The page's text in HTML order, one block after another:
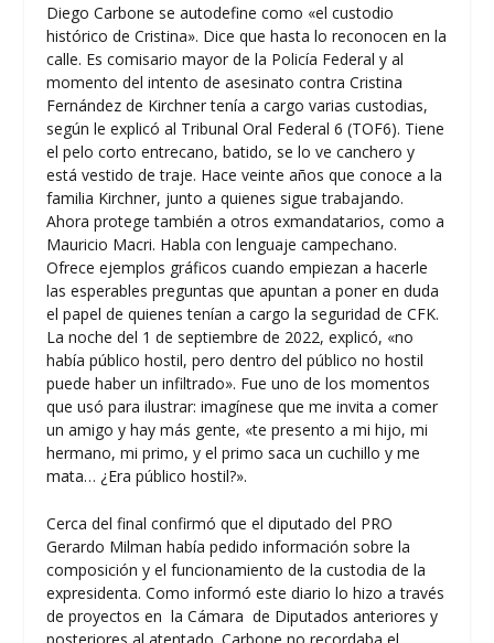
Diego Carbone se autodefine como «el custodio
histórico de Cristina». Dice que hasta lo reconocen en la
calle. Es comisario mayor de la Policía Federal y al
momento del intento de asesinato contra Cristina
Fernández de Kirchner tenía a cargo varias custodias,
según le explicó al Tribunal Oral Federal 6 (TOF6). Tiene
el pelo corto entrecano, batido, se lo ve canchero y
está vestido de traje. Hace veinte años que conoce a la
familia Kirchner, junto a quienes sigue trabajando.
Ahora protege también a otros exmandatarios, como a
Mauricio Macri. Habla con lenguaje campechano.
Ofrece ejemplos gráficos cuando empiezan a hacerle
las esperables preguntas que apuntan a poner en duda
el papel de quienes tenían a cargo la seguridad de CFK.
La noche del 1 de septiembre de 2022, explicó, «no
había público hostil, pero dentro del público no hostil
puede haber un infiltrado». Fue uno de los momentos
que usó para ilustrar: imagínese que me invita a comer
un amigo y hay más gente, «te presento a mi hijo, mi
hermano, mi primo, y el primo saca un cuchillo y me
mata… ¿Era público hostil?».
Cerca del final confirmó que el diputado del PRO
Gerardo Milman había pedido información sobre la
composición y el funcionamiento de la custodia de la
expresidenta. Como informó este diario lo hizo a través
de proyectos en la Cámara de Diputados anteriores y